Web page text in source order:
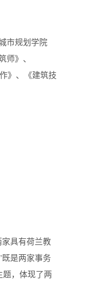
市规划学院
师》、
》、《建筑技
具有荷兰教
是两家事务
题，体现了两